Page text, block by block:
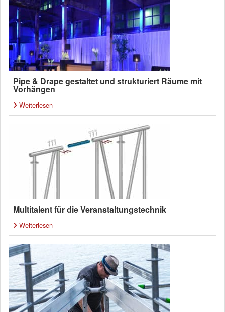
Pipe & Drape gestaltet und strukturiert Räume mit
Vorhängen
Weiterlesen
Multitalent für die Veranstaltungstechnik
Weiterlesen